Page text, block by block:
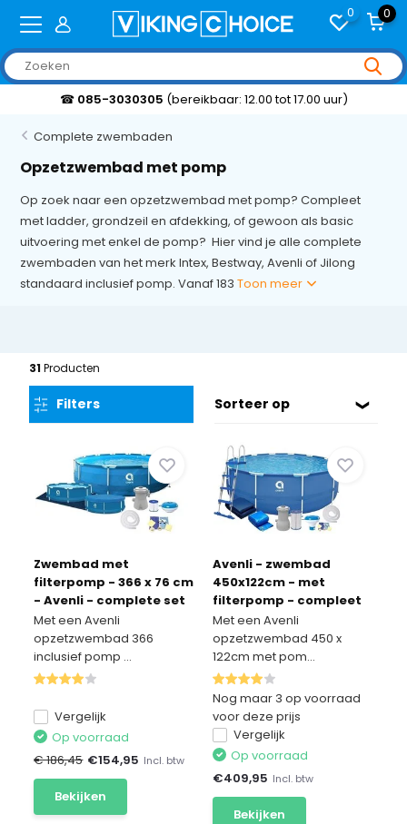
0 0
Klantbeoordeling 9,2/10
Complete zwembaden
Opzetzwembad met pomp
Op zoek naar een opzetzwembad met pomp? Compleet
met ladder, grondzeil en afdekking, of gewoon als basic
uitvoering met enkel de pomp? Hier vind je alle complete
zwembaden van het merk Intex, Bestway, Avenli of Jilong
standaard inclusief pomp. Vanaf 183Toon meer
31Producten
Filters Sorteer op
Zwembad met
filterpomp - 366 x 76 cm
- Avenli - complete set
Met een Avenli
opzetzwembad 366
inclusief pomp ...
Vergelijk
Op voorraad
€ 186,45 €154,95 Incl. btw
Bekijken
Avenli - zwembad
450x122cm - met
filterpomp - compleet
Met een Avenli
opzetzwembad 450 x
122cm met pom...
Nog maar 3 op voorraad
voor deze prijs
Vergelijk
Op voorraad
€409,95 Incl. btw
Bekijken